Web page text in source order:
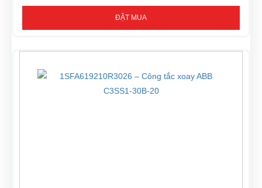
ĐẶT MUA